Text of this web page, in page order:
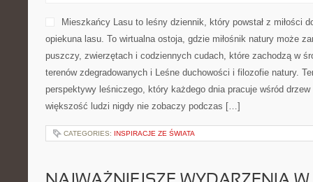
Mieszkańcy Lasu to leśny dziennik, który powstał z miłości
opiekuna lasu. To wirtualna ostoja, gdzie miłośnik natury może
puszczy, zwierzętach i codziennych cudach, które zachodzą w
terenów zdegradowanych i Leśne duchowości i filozofie natury.
perspektywy leśniczego, który każdego dnia pracuje wśród
większość ludzi nigdy nie zobaczy podczas […]
CATEGORIES: INSPIRACJE ZE ŚWIATA